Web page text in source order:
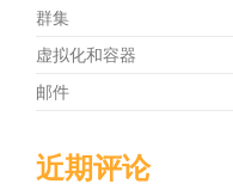
群集
虚拟化和容器
邮件
近期评论